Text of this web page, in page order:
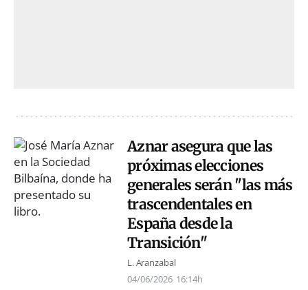
Aznar asegura que las
próximas elecciones
generales serán "las más
trascendentales en
España desde la
Transición"
L. Aranzabal
04/06/2026 16:14h